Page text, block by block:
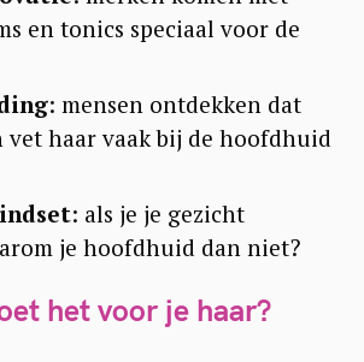
en tonics speciaal voor de
: mensen ontdekken dat
vet haar vaak bij de hoofdhuid
: als je je gezicht
je hoofdhuid dan niet?
het voor je haar?